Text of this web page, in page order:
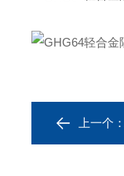
上一个：